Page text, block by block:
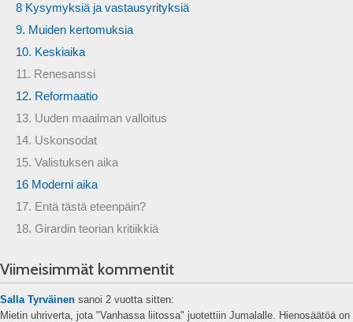
8 Kysymyksiä ja vastausyrityksiä
9. Muiden kertomuksia
10. Keskiaika
11. Renesanssi
12. Reformaatio
13. Uuden maailman valloitus
14. Uskonsodat
15. Valistuksen aika
16 Moderni aika
17. Entä tästä eteenpäin?
18. Girardin teorian kritiikkiä
Viimeisimmät kommentit
Salla Tyrväinen sanoi 2 vuotta sitten:
Mietin uhriverta, jota "Vanhassa liitossa" juotettiin Jumalalle. Hienosäätöä on